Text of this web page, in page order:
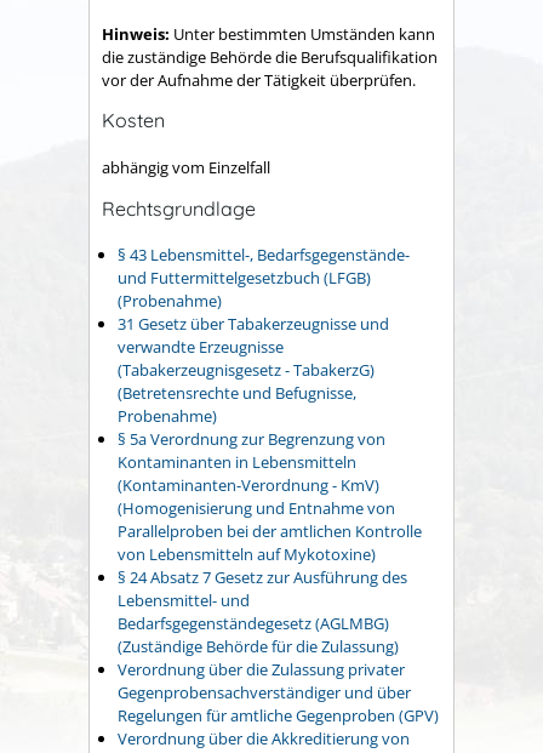
Hinweis: Unter bestimmten Umständen kann
die zuständige Behörde die Berufsqualifikation
vor der Aufnahme der Tätigkeit überprüfen.
Kosten
abhängig vom Einzelfall
Rechtsgrundlage
§ 43 Lebensmittel-, Bedarfsgegenstände-
und Futtermittelgesetzbuch (LFGB)
(Probenahme)
31 Gesetz über Tabakerzeugnisse und
verwandte Erzeugnisse
(Tabakerzeugnisgesetz - TabakerzG)
(Betretensrechte und Befugnisse,
Probenahme)
§ 5a Verordnung zur Begrenzung von
Kontaminanten in Lebensmitteln
(Kontaminanten-Verordnung - KmV)
(Homogenisierung und Entnahme von
Parallelproben bei der amtlichen Kontrolle
von Lebensmitteln auf Mykotoxine)
§ 24 Absatz 7 Gesetz zur Ausführung des
Lebensmittel- und
Bedarfsgegenständegesetz (AGLMBG)
(Zuständige Behörde für die Zulassung)
Verordnung über die Zulassung privater
Gegenprobensachverständiger und über
Regelungen für amtliche Gegenproben (GPV)
Verordnung über die Akkreditierung von